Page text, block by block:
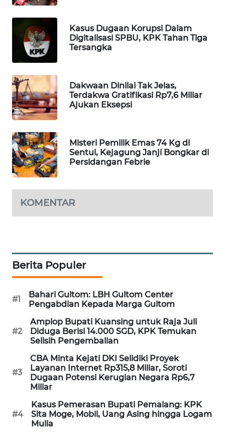
Kasus Dugaan Korupsi Dalam
Digitalisasi SPBU, KPK Tahan Tiga
Tersangka
Dakwaan Dinilai Tak Jelas,
Terdakwa Gratifikasi Rp7,6 Miliar
Ajukan Eksepsi
Misteri Pemilik Emas 74 Kg di
Sentul, Kejagung Janji Bongkar di
Persidangan Febrie
KOMENTAR
Berita Populer
#1
Bahari Gultom: LBH Gultom Center
Pengabdian Kepada Marga Gultom
#2
Amplop Bupati Kuansing untuk Raja Juli
Diduga Berisi 14.000 SGD, KPK Temukan
Selisih Pengembalian
#3
CBA Minta Kejati DKI Selidiki Proyek
Layanan Internet Rp315,8 Miliar, Soroti
Dugaan Potensi Kerugian Negara Rp6,7
Miliar
#4
Kasus Pemerasan Bupati Pemalang: KPK
Sita Moge, Mobil, Uang Asing hingga Logam
Mulia
SELEB
WAHANA
WAHANA
OTOMOTIF
WAHANA
HEALTH
WAHANA
WISATA
LAPAK
Wahana
Network
KONSUMEN
LISTRIK
MASYARAKAT
KELISTRIKAN
WALINKI
ID
MAWAKA
ID